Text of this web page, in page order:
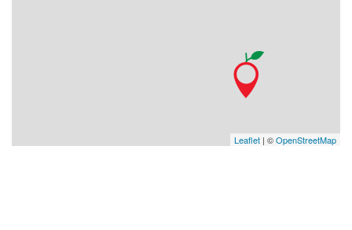
Leaflet | ©OpenStreetMap